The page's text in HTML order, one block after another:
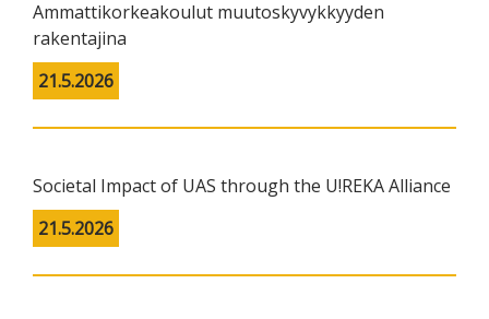
Ammattikorkeakoulut muutoskyvykkyyden
rakentajina
21.5.2026
Societal Impact of UAS through the U!REKA Alliance
21.5.2026